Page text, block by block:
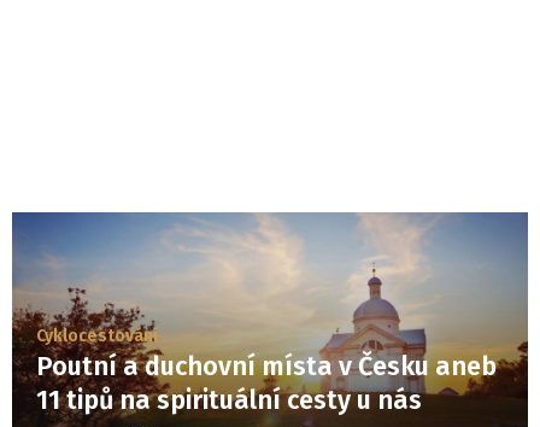
Cyklocestování
Poutní a duchovní místa v Česku aneb
11 tipů na spirituální cesty u nás